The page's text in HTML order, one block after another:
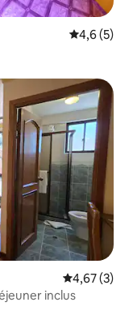
Évaluation
4,6 (5)
Évaluation
4,67 (3)
inclus